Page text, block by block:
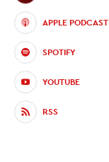
APPLE PODCAST
SPOTIFY
YOUTUBE
RSS